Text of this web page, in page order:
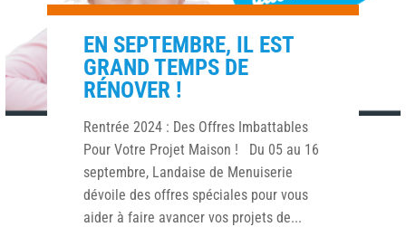
EN SEPTEMBRE, IL EST
GRAND TEMPS DE
RÉNOVER !
Rentrée 2024 : Des Offres Imbattables
Pour Votre Projet Maison ! Du 05 au 16
septembre, Landaise de Menuiserie
dévoile des offres spéciales pour vous
aider à faire avancer vos projets de...